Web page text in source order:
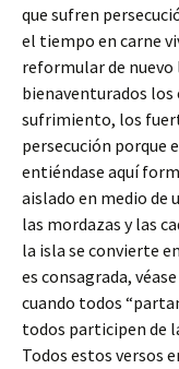
que sufren
el tiempo en carne
reformular de nuevo
bienaventurados
sufrimiento, los
persecución porque
entiéndase aquí
aislado en medio de
las mordazas y las
la isla se convierte
es consagrada,
cuando todos
todos participen de
Todos estos versos